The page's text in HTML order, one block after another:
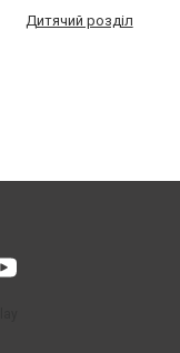
Дитячий розділ